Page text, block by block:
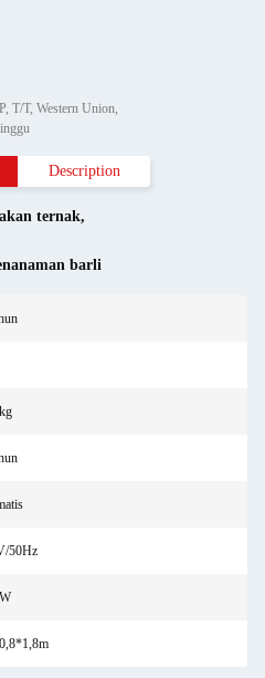
T/T, Western Union,
Description
ternak,
barli
50Hz